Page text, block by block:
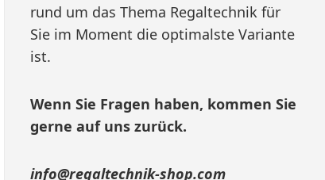
rund um das Thema Regaltechnik für
Sie im Moment die optimalste Variante
ist.
Wenn Sie Fragen haben, kommen Sie
gerne auf uns zurück.
info@regaltechnik-shop.com